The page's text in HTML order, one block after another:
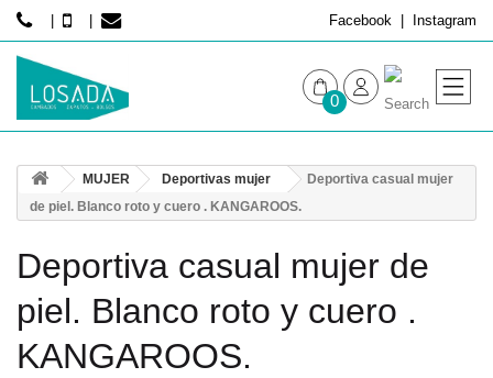
Facebook Instagram
0
HOMBRE
MUJER Deportivas mujer
Deportiva casual mujer
de piel. Blanco roto y cuero . KANGAROOS.
Deportiva casual mujer de
piel. Blanco roto y cuero .
KANGAROOS.